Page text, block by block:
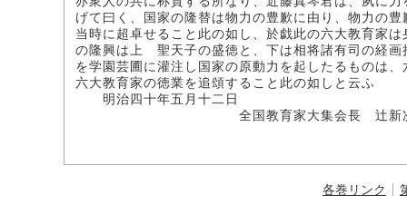
げて曰く、国家の隆替は物力の豊歉に由り、物力の
当時に超卓せること此の如し、於戯此の六大教育家
の隆興は上 聖天子の盛徳と、下は相将諸有司の経画
を学園芸圃に灌注し国家の原動力を起したるものは
六大教育家の徳業を追頌すること此の如しと云ふ
明治四十年五月十二日
全国教育家大集会長 辻新
各巻リンク